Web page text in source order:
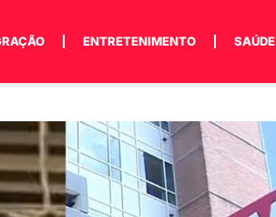
ENTRETENIMENTO SAÚDE